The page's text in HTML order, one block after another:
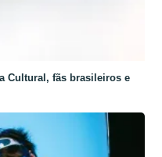
Cultural, fãs brasileiros e